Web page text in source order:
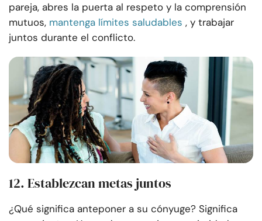
pareja, abres la puerta al respeto y la comprensión
mutuos, mantenga límites saludables , y trabajar
juntos durante el conflicto.
12. Establezcan metas juntos
¿Qué significa anteponer a su cónyuge? Significa